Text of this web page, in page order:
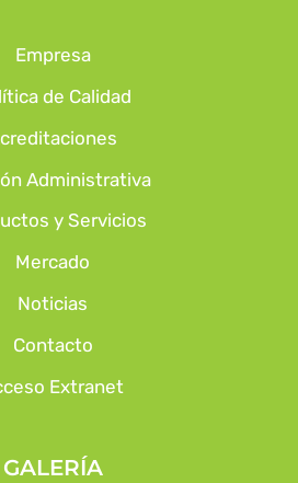
Empresa
de Calidad
Administrativa
y Servicios
Mercado
Noticias
Contacto
Extranet
GALERÍA